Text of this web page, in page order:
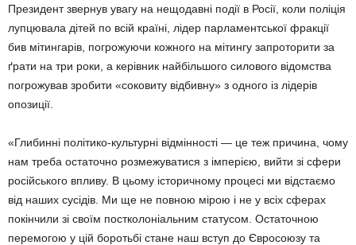
Президент звернув увагу на нещодавні події в Росії, коли поліція
лупцювала дітей по всій країні, лідер парламентської фракції
бив мітингарів, погрожуючи кожного на мітингу запроторити за
ґрати на три роки, а керівник найбільшого силового відомства
погрожував зробити «соковиту відбивну» з одного із лідерів
опозиції.
«Глибинні політико-культурні відмінності — це теж причина, чому
нам треба остаточно розмежуватися з імперією, вийти зі сфери
російського впливу. В цьому історичному процесі ми відстаємо
від наших сусідів. Ми ще не повною мірою і не у всіх сферах
покінчили зі своїм постколоніальним статусом. Остаточною
перемогою у цій боротьбі стане наш вступ до Євросоюзу та